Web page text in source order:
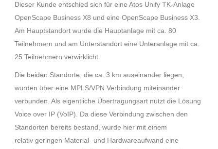
Dieser Kunde entschied sich für eine Atos Unify TK-Anlage
OpenScape Business X8 und eine OpenScape Business X3.
Am Hauptstandort wurde die Hauptanlage mit ca. 80
Teilnehmern und am Unterstandort eine Unteranlage mit ca.
25 Teilnehmern verwirklicht.
Die beiden Standorte, die ca. 3 km auseinander liegen,
wurden über eine MPLS/VPN Verbindung miteinander
verbunden. Als eigentliche Übertragungsart nutzt die Lösung
Voice over IP (VoIP). Da diese Verbindung zwischen den
Standorten bereits bestand, wurde hier mit einem
relativ geringen Material- und Hardwareaufwand eine